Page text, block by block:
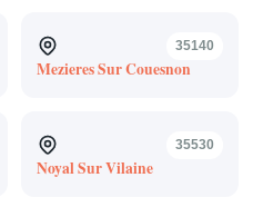
35140
Mezieres Sur Couesnon
35530
Noyal Sur Vilaine